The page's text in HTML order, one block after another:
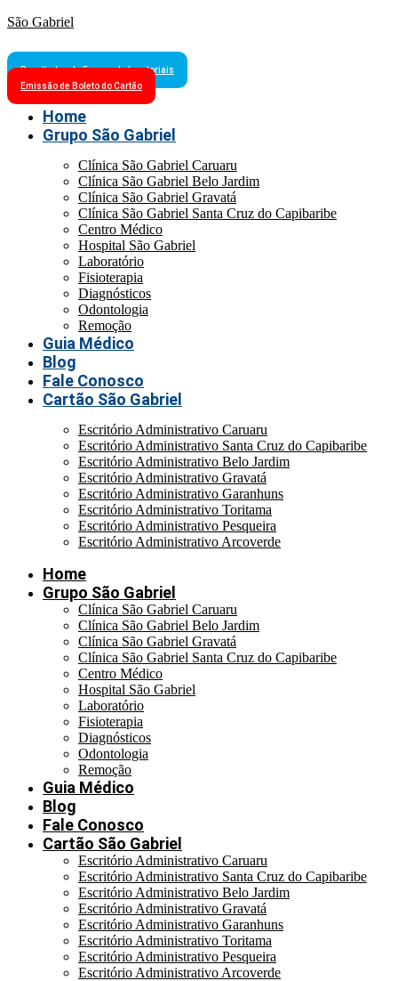
São Gabriel
Resultados de Exames Laboratoriais
Emissão de Boleto do Cartão
Home
Grupo São Gabriel
Clínica São Gabriel Caruaru
Clínica São Gabriel Belo Jardim
Clínica São Gabriel Gravatá
Clínica São Gabriel Santa Cruz do Capibaribe
Centro Médico
Hospital São Gabriel
Laboratório
Fisioterapia
Diagnósticos
Odontologia
Remoção
Guia Médico
Blog
Fale Conosco
Cartão São Gabriel
Escritório Administrativo Caruaru
Escritório Administrativo Santa Cruz do Capibaribe
Escritório Administrativo Belo Jardim
Escritório Administrativo Gravatá
Escritório Administrativo Garanhuns
Escritório Administrativo Toritama
Escritório Administrativo Pesqueira
Escritório Administrativo Arcoverde
Home
Grupo São Gabriel
Clínica São Gabriel Caruaru
Clínica São Gabriel Belo Jardim
Clínica São Gabriel Gravatá
Clínica São Gabriel Santa Cruz do Capibaribe
Centro Médico
Hospital São Gabriel
Laboratório
Fisioterapia
Diagnósticos
Odontologia
Remoção
Guia Médico
Blog
Fale Conosco
Cartão São Gabriel
Escritório Administrativo Caruaru
Escritório Administrativo Santa Cruz do Capibaribe
Escritório Administrativo Belo Jardim
Escritório Administrativo Gravatá
Escritório Administrativo Garanhuns
Escritório Administrativo Toritama
Escritório Administrativo Pesqueira
Escritório Administrativo Arcoverde